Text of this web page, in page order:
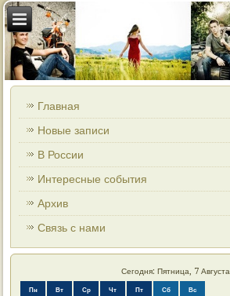
Главная
Новые записи
В России
Интересные события
Архив
Связь с нами
Сегодня: Пятница, 7 Августа
Пн Вт Ср Чт Пт Сб Вс